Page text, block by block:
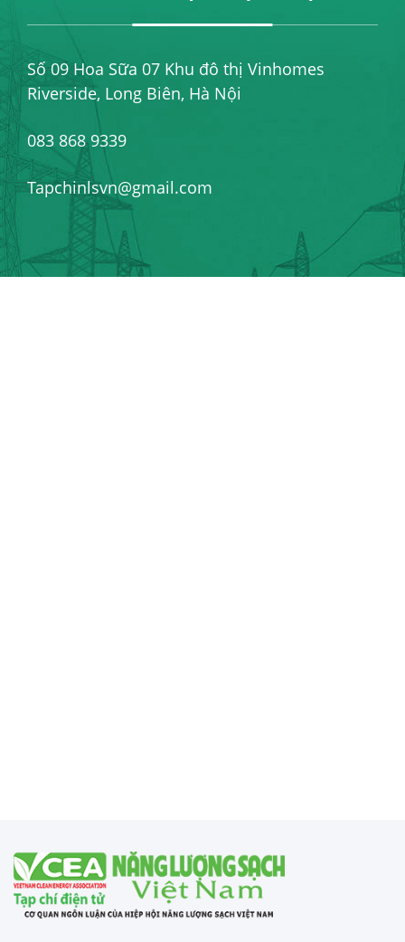
Số 09 Hoa Sữa 07 Khu đô thị Vinhomes
Riverside, Long Biên, Hà Nội
083 868 9339
Tapchinlsvn@gmail.com